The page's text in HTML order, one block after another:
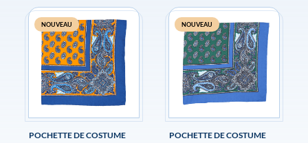
NOUVEAU
POCHETTE DE COSTUME
NOUVEAU
POCHETTE DE COSTUME